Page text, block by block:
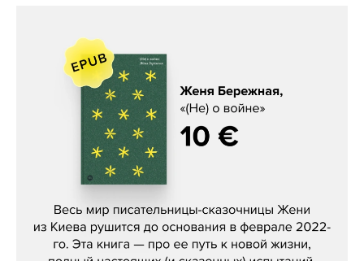
Женя Бережная, «(Не) о войне»